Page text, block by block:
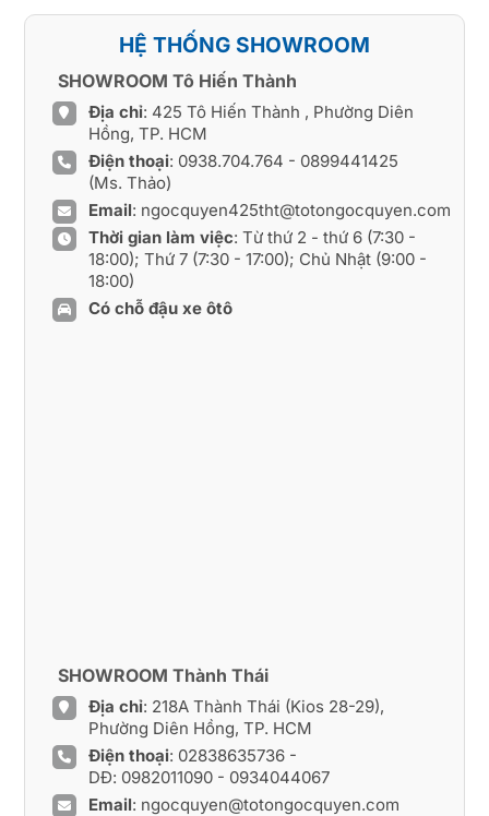
HỆ THỐNG SHOWROOM
SHOWROOM Tô Hiến Thành
Địa chỉ: 425 Tô Hiến Thành , Phường Diên
Hồng, TP. HCM
Điện thoại: 0938.704.764 - 0899441425
(Ms. Thảo)
Email: ngocquyen425tht@totongocquyen.com
Thời gian làm việc: Từ thứ 2 - thứ 6 (7:30 -
18:00); Thứ 7 (7:30 - 17:00); Chủ Nhật (9:00 -
18:00)
Có chỗ đậu xe ôtô
SHOWROOM Thành Thái
Địa chỉ: 218A Thành Thái (Kios 28-29),
Phường Diên Hồng, TP. HCM
Điện thoại: 02838635736 -
DĐ: 0982011090- 0934044067
Email: ngocquyen@totongocquyen.com